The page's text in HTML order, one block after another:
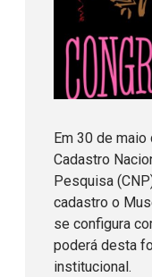
Em 30 de
Cadastro
Pesquisa
cadastro o
se configura
poderá desta
institucional.